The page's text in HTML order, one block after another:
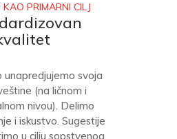
PRIMARNI CILJ
unapredjujemo svoja
(na ličnom i
nivou). Delimo
i iskustvo. Sugestije
u cilju sopstvenog